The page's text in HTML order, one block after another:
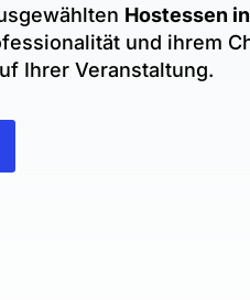
Hostessen
und ihrem
Ihrer Veranstaltung.